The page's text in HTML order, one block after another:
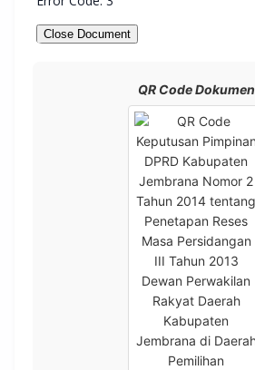
QR Code Dokumen